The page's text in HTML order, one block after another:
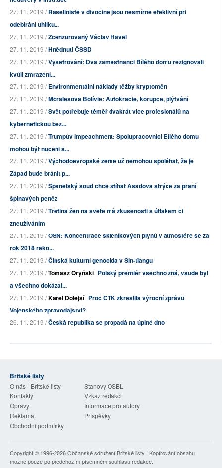
27. 11. 2019 /Rašeliniště v divočině jsou nesmírně efektivní při
odebírání uhlíku...
27. 11. 2019 /Zcenzurovaný Václav Havel
27. 11. 2019 /Hnědnutí ČSSD
27. 11. 2019 /Vyšetřování: Dva zaměstnanci Bílého domu rezignovali
kvůli zmrazení...
27. 11. 2019 /Environmentální náklady těžby kryptoměn
27. 11. 2019 /Moralesova Bolívie: Autokracie, korupce, plýtvání
27. 11. 2019 /Svět potřebuje téměř dvakrát více profesionálů na
kybernetickou bez...
27. 11. 2019 /Trumpův impeachment: Spolupracovníci Bílého domu
mohou být nuceni s...
27. 11. 2019 /Východoevropské země už nemohou spoléhat, že je
Západ bude bránit p...
27. 11. 2019 /Španělský soud chce stíhat Asadova strýce za praní
špinavých peněz
27. 11. 2019 /Třetina žen na světě má zkušenosti s útlakem či
zneužíváním
27. 11. 2019 /OSN: Koncentrace skleníkových plynů v atmosféře se za
rok 2018 reko...
27. 11. 2019 /Čínská kulturní genocida v Sin-ťiangu
27. 11. 2019 /Tomasz Oryński Polský premiér všechno zná, všude byl
a všechno dokázal...
27. 11. 2019 /Karel Dolejší Proč ČTK zkreslila výroční zprávu
Vojenského zpravodajství?
26. 11. 2019 /Česká republika se propadá na úplné dno
Britské listy
O nás - Britské listy
Stanovy OSBL
Kontakty
Vzkaz redakci
Opravy
Informace pro autory
Reklama
Příspěvky
Obchodní podmínky
Copyright © 1996-2026Občanské sdružení Britské listy | Kopírování obsahu
možné pouze po předchozím písemném souhlasu redakce.